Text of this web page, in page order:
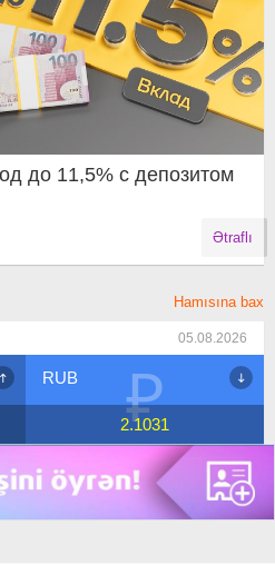
до 11,5% с депозитом
Ətraflı
Hamısına bax
05.08.2026
$
USD
1.7